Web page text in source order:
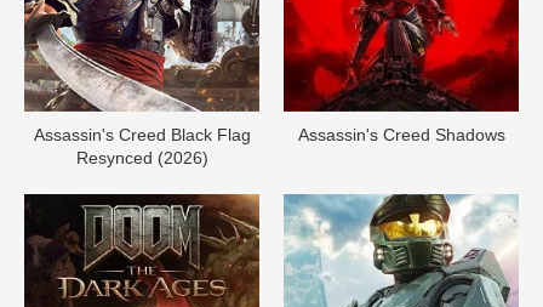
Assassin's Creed Black Flag
Resynced (2026)
Assassin's Creed Shadows